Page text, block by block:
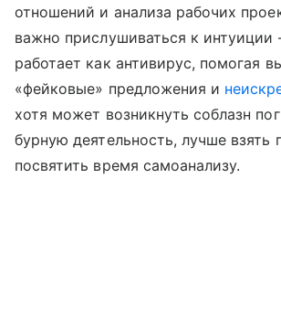
отношений и анализа рабочих
важно прислушиваться к интуиции
работает как антивирус, помогая
«фейковые» предложения и
хотя может возникнуть соблазн
бурную деятельность, лучше взять
посвятить время самоанализу.